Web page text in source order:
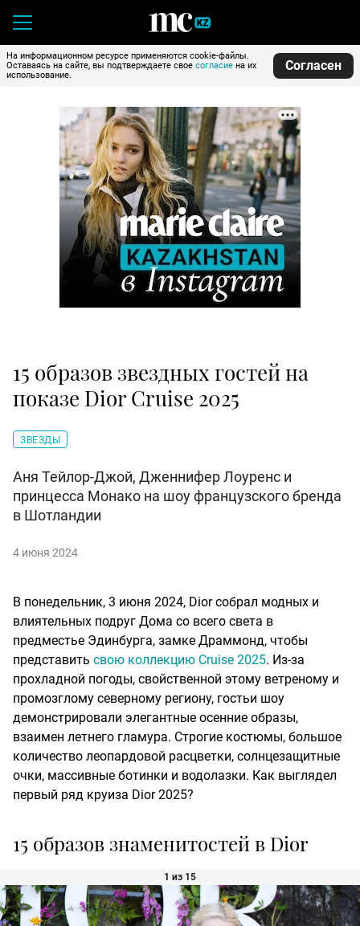
На информационном ресурсе применяются cookie-файлы.
Оставаясь на сайте, вы подтверждаете свое согласие на их
использование.
Согласен
15 образов звездных гостей на
показе Dior Cruise 2025
ЗВЕЗДЫ
Аня Тейлор-Джой, Дженнифер Лоуренс и
принцесса Монако на шоу французского бренда
в Шотландии
4 июня 2024
В понедельник, 3 июня 2024, Dior собрал модных и
влиятельных подруг Дома со всего света в
предместье Эдинбурга, замке Драммонд, чтобы
представить свою коллекцию Cruise 2025. Из-за
прохладной погоды, свойственной этому ветреному и
промозглому северному региону, гостьи шоу
демонстрировали элегантные осенние образы,
взаимен летнего гламура. Строгие костюмы, большое
количество леопардовой расцветки, солнцезащитные
очки, массивные ботинки и водолазки. Как выглядел
первый ряд круиза Dior 2025?
15 образов знаменитостей в Dior
1 из 15